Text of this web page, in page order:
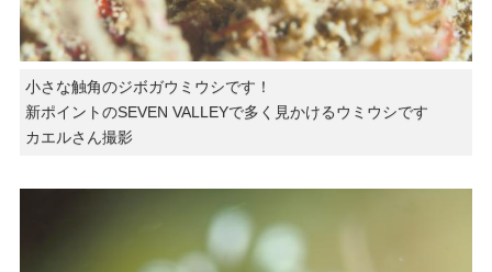
小さな触角のジボガウミウシです！
新ポイントのSEVEN VALLEYで多く見かけるウミウシです
カエルさん撮影